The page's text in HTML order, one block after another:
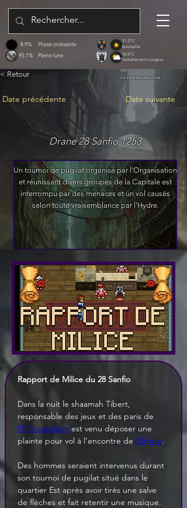
95.1%
8.9%
Pleine lune
Phase croissante
31.2°C
Ensoleillé
18.5°C
Partiellement nuageux
< Retour
Date précédente
Le Prix du Pouvoir
Date suivante
Drane 28 Sanfio 1253
Un tournoi de pugilat organisé par l'Organisation
et réunissant divers groupes de la Capitale est
interrompu par des menaces et un vol causés
selon toute vraisemblance par l'Hydre.
Rapport de Milice du 28 Sanfio
Dans la nuit le shaamah Tibert,
responsable des jeux et des paris de
l'Organisation est venu déposer une
plainte pour vol à l'encontre de l'Hydre.
Des hommes seraient intervenus durant
son tournoi de pugilat situé dans le
quartier Est après avoir tirés une salve
de flèches et fait retentir une musique.